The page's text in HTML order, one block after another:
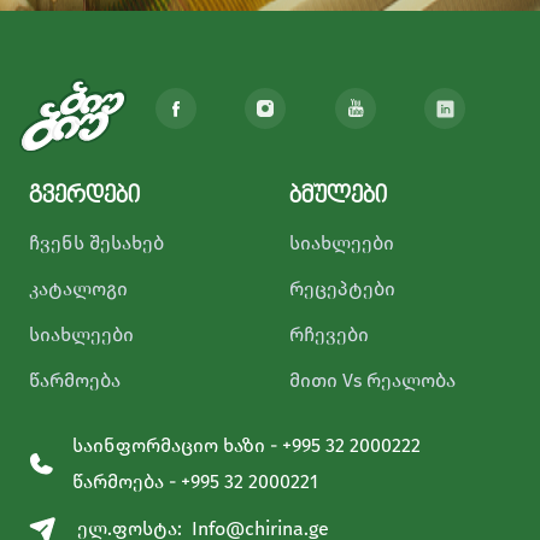
გვერდები
ჩვენს შესახებ
კატალოგი
სიახლეები
წარმოება
ბმულები
სიახლეები
რეცეპტები
რჩევები
მითი Vs რეალობა
საინფორმაციო ხაზი - +995 32 2000222
წარმოება - +995 32 2000221
ელ.ფოსტა: Info@chirina.ge